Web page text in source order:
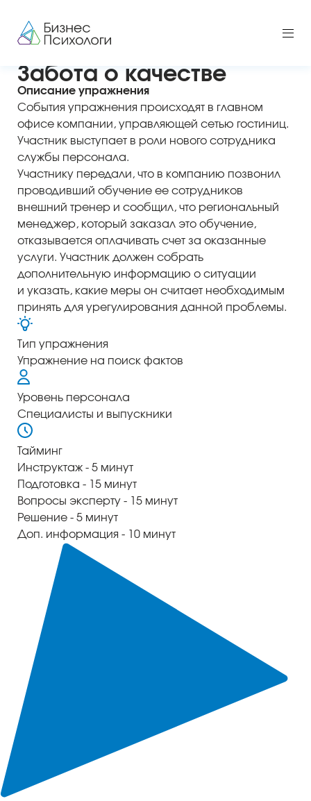
уровень
Забота о качестве
Описание упражнения
События упражнения происходят в главном
офисе компании, управляющей сетью гостиниц.
Участник выступает в роли нового сотрудника
службы персонала.
Участнику передали, что в компанию позвонил
проводивший обучение ее сотрудников
внешний тренер и сообщил, что региональный
менеджер, который заказал это обучение,
отказывается оплачивать счет за оказанные
услуги. Участник должен собрать
дополнительную информацию о ситуации
и указать, какие меры он считает необходимым
принять для урегулирования данной проблемы.
Тип упражнения
Упражнение на поиск фактов
Уровень персонала
Специалисты и выпускники
Тайминг
Инструктаж - 5 минут
Подготовка - 15 минут
Вопросы эксперту - 15 минут
Решение - 5 минут
Доп. информация - 10 минут